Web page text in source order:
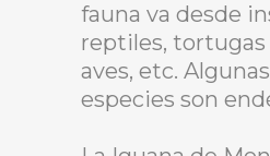
fauna va desde
reptiles, tortugas
aves, etc.
especies son